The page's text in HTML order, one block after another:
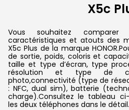
X5c
Vous souhaitez
caractéristiques et atouts des
X5c Plus de la marque
de sortie, poids, coloris et
taille et type d’écran, type
résolution et type de
photo,connectivité (type de
: NFC, dual sim), batterie
charge).Consultez le tableau
les deux téléphones dans le détail.